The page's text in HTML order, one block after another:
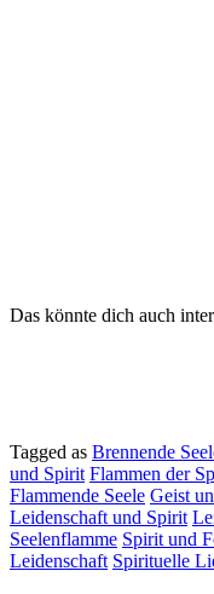
Das könnte dich auch
Tagged as Brennende
und Spirit Flammen der
Flammende Seele Geist
Leidenschaft und Spirit
Seelenflamme Spirit und
Leidenschaft Spirituelle